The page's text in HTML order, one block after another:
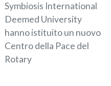
Symbiosis International
Deemed University
hanno istituito un nuovo
Centro della Pace del
Rotary